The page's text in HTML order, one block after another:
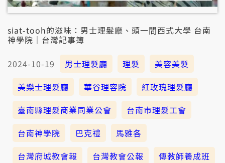
siat-tooh的滋味：男士理髮廳、頭一間西式大學 台南
神學院｜台灣記事簿
2024-10-19 男士理髮廳 理髮
美容美髮
美樂士理髮廳
華谷理容院
紅玫瑰理髮廳
臺南縣理髮商業同業公會
台南市理髮工會
台南神學院
巴克禮
馬雅各
台灣府城教會報
台灣教會公報
傳教師養成班